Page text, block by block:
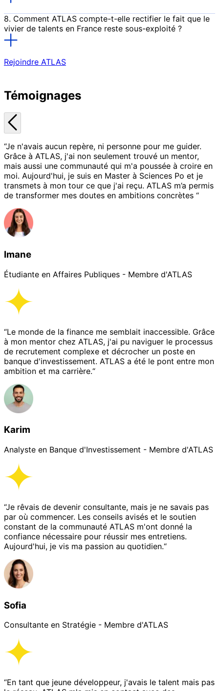
partage.
Promouvoir la réflexion à travers l’organisation de
conférences et d’ateliers.
8. Comment ATLAS compte-t-elle rectifier le fait que le
vivier de talents en France reste sous-exploité ?
Rejoindre ATLAS
Témoignages
“Je n'avais aucun repère, ni personne pour me guider.
Grâce à ATLAS, j'ai non seulement trouvé un mentor,
mais aussi une communauté qui m'a poussée à croire en
moi. Aujourd'hui, je suis en Master à Sciences Po et je
transmets à mon tour ce que j'ai reçu. ATLAS m’a permis
de transformer mes doutes en ambitions concrètes “
Imane
Étudiante en Affaires Publiques - Membre d'ATLAS
“Le monde de la finance me semblait inaccessible. Grâce
à mon mentor chez ATLAS, j'ai pu naviguer le processus
de recrutement complexe et décrocher un poste en
banque d'investissement. ATLAS a été le pont entre mon
ambition et ma carrière.“
Karim
Analyste en Banque d'Investissement - Membre d'ATLAS
“Je rêvais de devenir consultante, mais je ne savais pas
par où commencer. Les conseils avisés et le soutien
constant de la communauté ATLAS m'ont donné la
confiance nécessaire pour réussir mes entretiens.
Aujourd'hui, je vis ma passion au quotidien.“
Sofia
Consultante en Stratégie - Membre d'ATLAS
“En tant que jeune développeur, j'avais le talent mais pas